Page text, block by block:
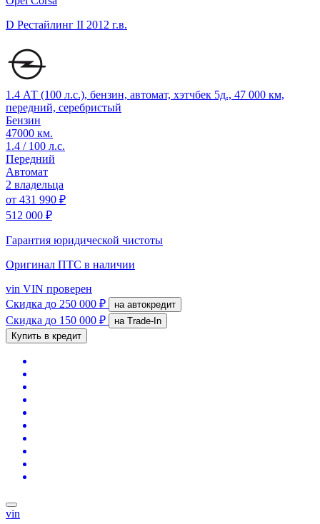
D Рестайлинг II 2012 г.в.
1.4 АТ (100 л.с.), бензин, автомат, хэтчбек 5д., 47 000 км,
передний, серебристый
Бензин
47000 км.
1.4 / 100 л.с.
Передний
Автомат
2 владельца
от 431 990 ₽
512 000 ₽
Гарантия юридической чистоты
Оригинал ПТС в наличии
vin VIN проверен
Скидка до 250 000 ₽ на автокредит
Скидка до 150 000 ₽
на Trade-In
Купить в кредит
vin